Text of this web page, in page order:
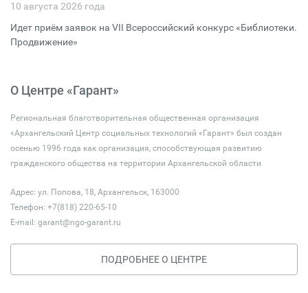
10 августа 2026 года
Идет приём заявок на VII Всероссийский конкурс «Библиотеки.
Продвижение»
О Центре «Гарант»
Региональная благотворительная общественная организация
«Архангельский Центр социальных технологий «Гарант» был создан
осенью 1996 года как организация, способствующая развитию
гражданского общества на территории Архангельской области
Адрес: ул. Попова, 18, Архангельск, 163000
Телефон: +7(818) 220-65-10
E-mail: garant@ngo-garant.ru
ПОДРОБНЕЕ О ЦЕНТРЕ